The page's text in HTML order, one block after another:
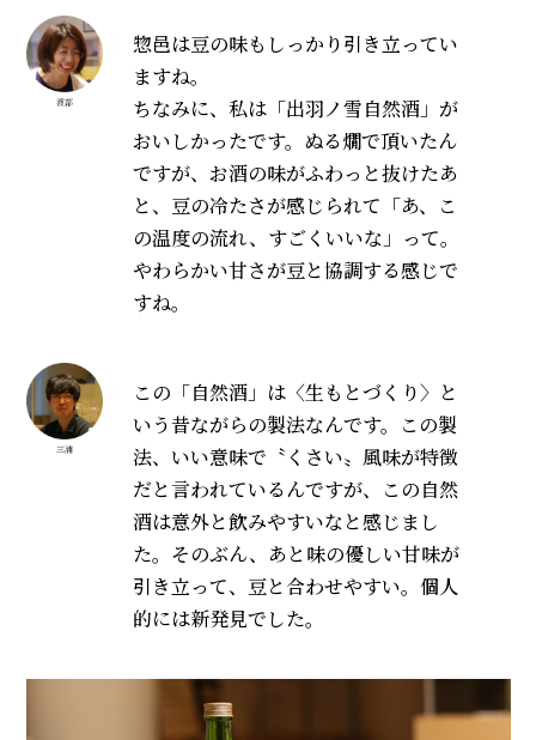
渡部
惣邑は豆の味もしっかり引き立ってい
ますね。
ちなみに、私は「出羽ノ雪自然酒」が
おいしかったです。ぬる燗で頂いたん
ですが、お酒の味がふわっと抜けたあ
と、豆の冷たさが感じられて「あ、こ
の温度の流れ、すごくいいな」って。
やわらかい甘さが豆と協調する感じで
すね。
三浦
この「自然酒」は〈生もとづくり〉と
いう昔ながらの製法なんです。この製
法、いい意味で〝くさい〟風味が特徴
だと言われているんですが、この自然
酒は意外と飲みやすいなと感じまし
た。そのぶん、あと味の優しい甘味が
引き立って、豆と合わせやすい。個人
的には新発見でした。